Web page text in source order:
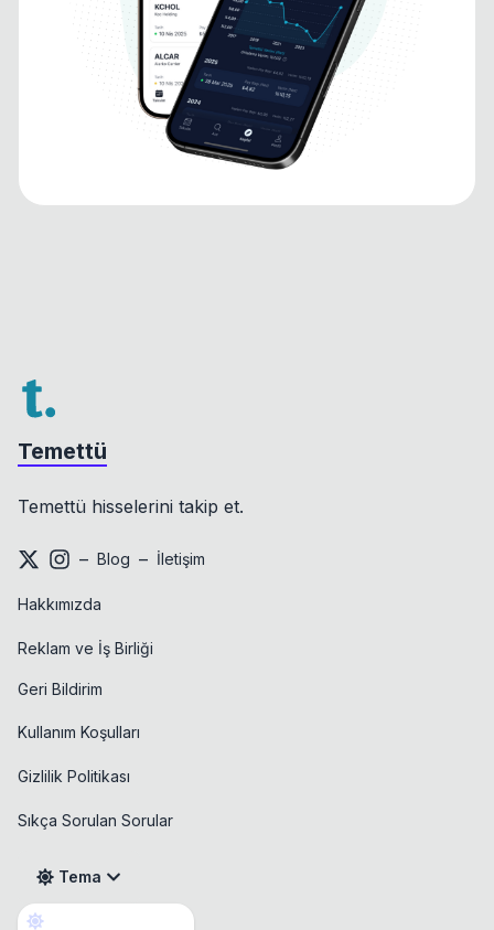
Temettü
Temettü hisselerini takip et.
– Blog – İletişim
Hakkımızda
Reklam ve İş Birliği
Geri Bildirim
Kullanım Koşulları
Gizlilik Politikası
Sıkça Sorulan Sorular
Tema